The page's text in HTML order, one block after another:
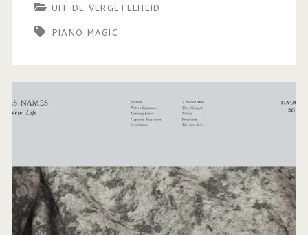
UIT DE VERGETELHEID
PIANO MAGIC